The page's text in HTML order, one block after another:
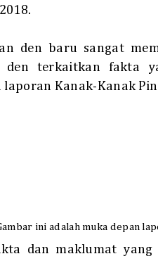
den baru sangat
den terkaitkan fakta
laporan Kanak-Kanak
ini adalah muka depan
dan maklumat